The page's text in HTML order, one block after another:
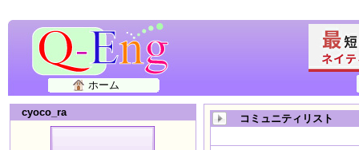
ホーム
cyoco_ra
コミュニティリスト